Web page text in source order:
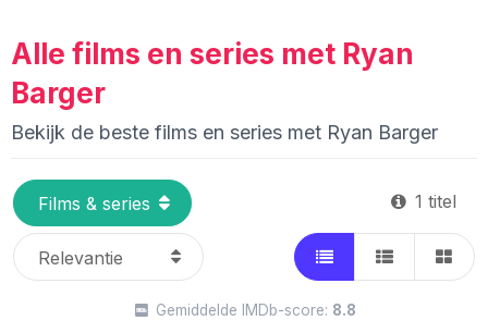
Alle films en series met Ryan
Barger
Bekijk de beste films en series met Ryan Barger
1 titel
Gemiddelde IMDb-score: 8.8